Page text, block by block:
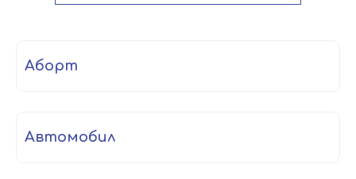
аборт
автомобил